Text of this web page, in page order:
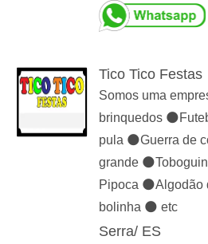
Tico Tico Festas
Somos uma
brinquedos
pula 🌑Guerra de
grande
Pipoca 🌑Algodão
bolinha 🌑 etc
Serra/ ES